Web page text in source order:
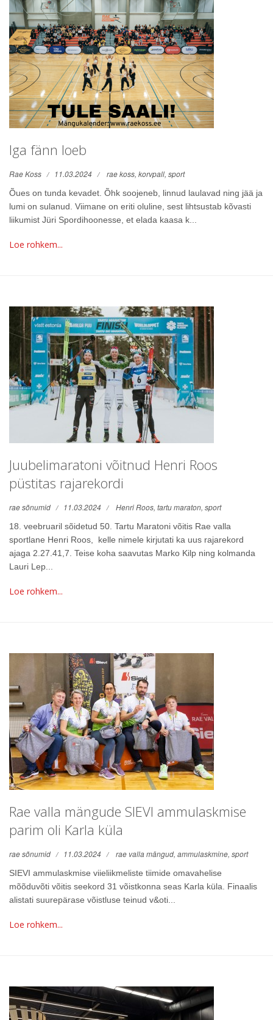
Iga fänn loeb
Rae Koss 11.03.2024 rae koss, korvpall, sport
Õues on tunda kevadet. Õhk soojeneb, linnud laulavad ning jää ja
lumi on sulanud. Viimane on eriti oluline, sest lihtsustab kõvasti
liikumist Jüri Spordihoonesse, et elada kaasa k...
Loe rohkem...
Juubelimaratoni võitnud Henri Roos
püstitas rajarekordi
rae sõnumid 11.03.2024 Henri Roos, tartu maraton, sport
18. veebruaril sõidetud 50. Tartu Maratoni võitis Rae valla
sportlane Henri Roos, kelle nimele kirjutati ka uus rajarekord
ajaga 2.27.41,7. Teise koha saavutas Marko Kilp ning kolmanda
Lauri Lep...
Loe rohkem...
Rae valla mängude SIEVI ammulaskmise
parim oli Karla küla
rae sõnumid 11.03.2024 rae valla mängud, ammulaskmine, sport
SIEVI ammulaskmise viieliikmeliste tiimide omavahelise
mõõduvõti võitis seekord 31 võistkonna seas Karla küla. Finaalis
alistati suurepärase võistluse teinud v&oti...
Loe rohkem...